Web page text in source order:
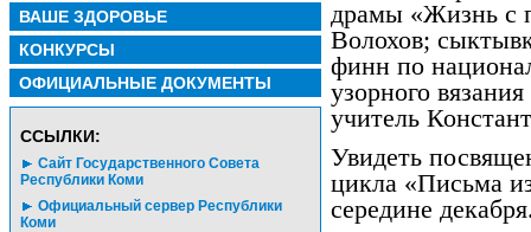
ВАШЕ ЗДОРОВЬЕ
КОНКУРСЫ
ОФИЦИАЛЬНЫЕ ДОКУМЕНТЫ
CСЫЛКИ:
Сайт Государственного Совета
Республики Коми
Официальный сервер Республики
Коми
драмы «Жизнь с
Волохов;
финн по
узорного
учитель
Увидеть
цикла «Письма
середине